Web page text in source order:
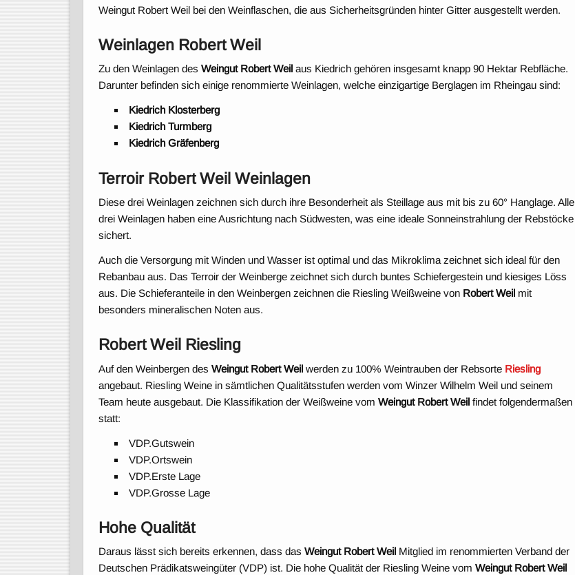
Weingut Robert Weil bei den Weinflaschen, die aus Sicherheitsgründen hinter Gitter ausgestellt werden.
Weinlagen Robert Weil
Zu den Weinlagen desWeingut Robert Weil aus Kiedrich gehören insgesamt knapp 90 Hektar Rebfläche.
Darunter befinden sich einige renommierte Weinlagen, welche einzigartige Berglagen im Rheingau sind:
Kiedrich Klosterberg
Kiedrich Turmberg
Kiedrich Gräfenberg
Terroir Robert Weil Weinlagen
Diese drei Weinlagen zeichnen sich durch ihre Besonderheit als Steillage aus mit bis zu 60° Hanglage. Alle
drei Weinlagen haben eine Ausrichtung nach Südwesten, was eine ideale Sonneinstrahlung der Rebstöcke
sichert.
Auch die Versorgung mit Winden und Wasser ist optimal und das Mikroklima zeichnet sich ideal für den
Rebanbau aus. Das Terroir der Weinberge zeichnet sich durch buntes Schiefergestein und kiesiges Löss
aus. Die Schieferanteile in den Weinbergen zeichnen die Riesling Weißweine von Robert Weil mit
besonders mineralischen Noten aus.
Robert Weil Riesling
Auf den Weinbergen desWeingut Robert Weil werden zu 100% Weintrauben der Rebsorte Riesling
angebaut. Riesling Weine in sämtlichen Qualitätsstufen werden vom Winzer Wilhelm Weil und seinem
Team heute ausgebaut. Die Klassifikation der Weißweine vomWeingut Robert Weil findet folgendermaßen
statt:
VDP.Gutswein
VDP.Ortswein
VDP.Erste Lage
VDP.Grosse Lage
Hohe Qualität
Daraus lässt sich bereits erkennen, dass dasWeingut Robert Weil Mitglied im renommierten Verband der
Deutschen Prädikatsweingüter (VDP) ist. Die hohe Qualität der Riesling Weine vomWeingut Robert Weil